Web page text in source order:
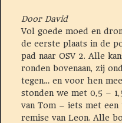
Door David
Vol goede moed en
de eerste plaats in de
pad naar OSV 2. Alle
ronden bovenaan, zij
tegen… en voor hen
stonden we met 0,5 –
van Tom – iets met een
remise van Leon. Alle